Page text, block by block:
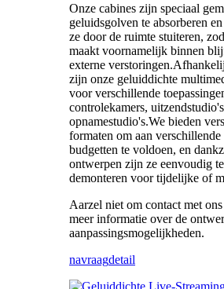
Onze cabines zijn speciaal
geluidsgolven te absorberen
ze door de ruimte stuiteren,
maakt voornamelijk binnen
externe
zijn onze geluiddichte
voor verschillende
controlekamers,
opnamestudio's.We bieden
formaten om aan verschillende
budgetten te voldoen, en
ontwerpen zijn ze eenvoudig
demonteren voor tijdelijke of
Aarzel niet om contact met
meer informatie over de
aanpassingsmogelijkheden.
navraagdetail